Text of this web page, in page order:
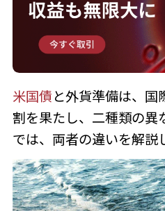
米国債 と外貨準備は、国
割を果たし、二種類の異
では、両者の違いを解説